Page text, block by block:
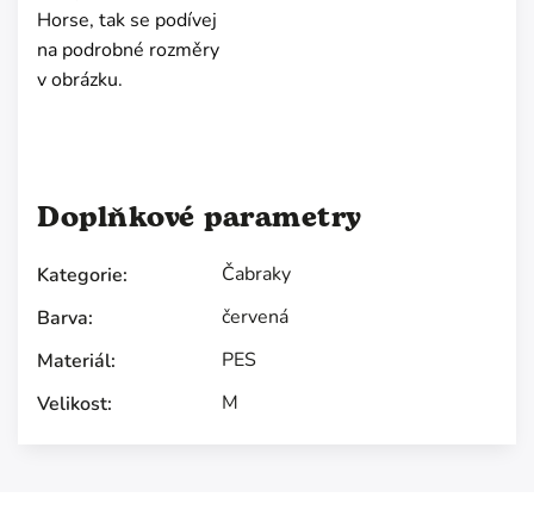
Horse, tak se podívej
na podrobné rozměry
v obrázku.
Doplňkové parametry
Kategorie:
Čabraky
Barva:
červená
Materiál:
PES
Velikost: M